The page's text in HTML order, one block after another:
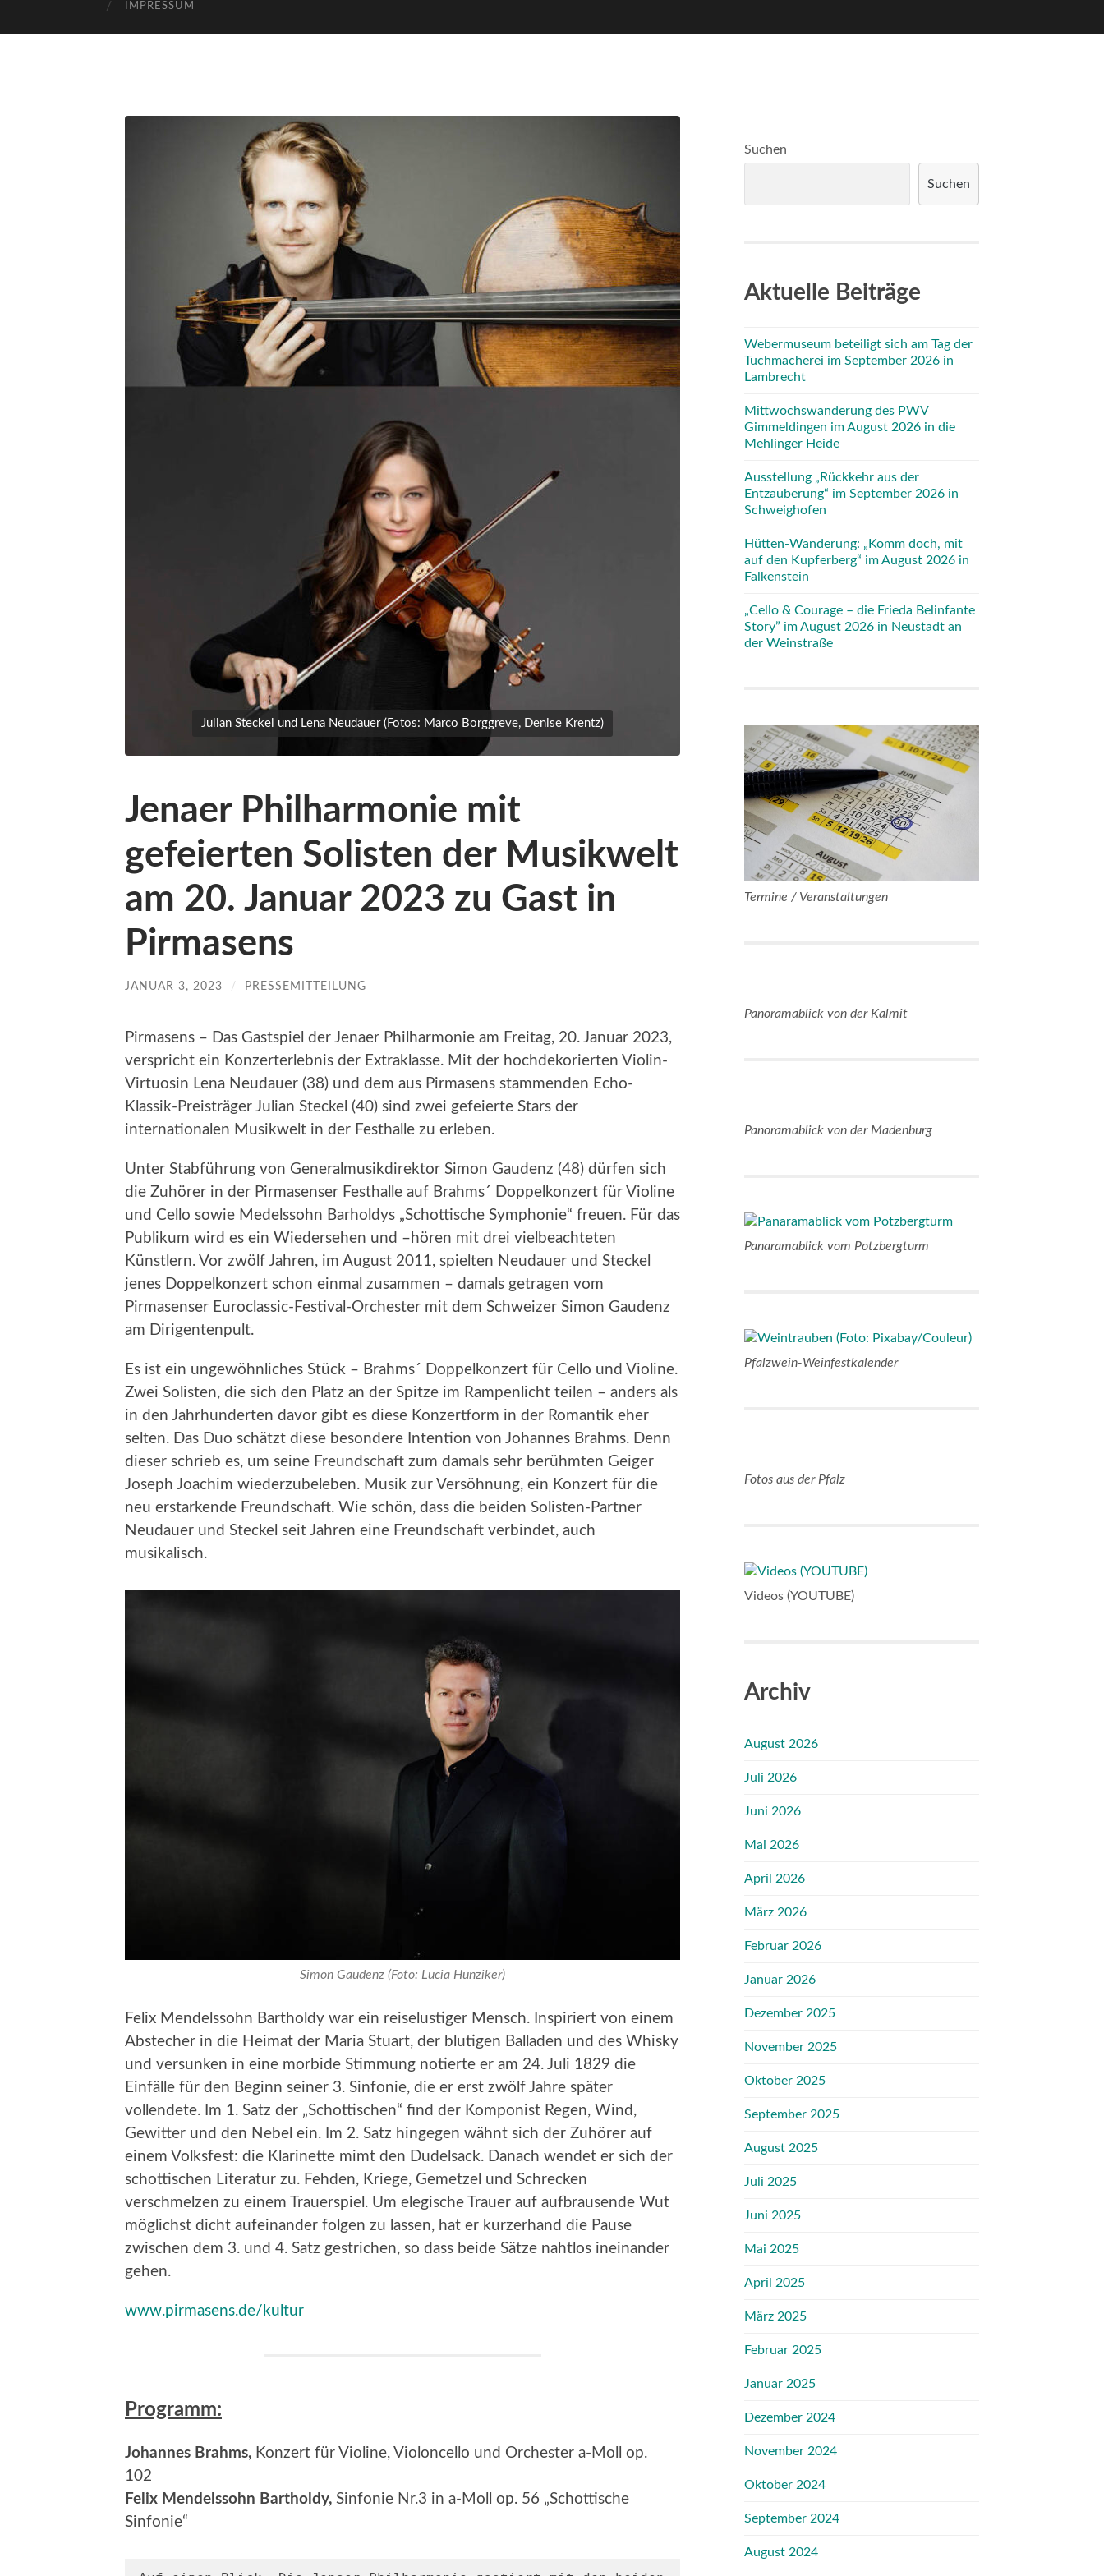
IMPRESSUM
Julian Steckel und Lena Neudauer (Fotos: Marco Borggreve, Denise Krentz)
Jenaer Philharmonie mit
gefeierten Solisten der Musikwelt
am 20. Januar 2023 zu Gast in
Pirmasens
JANUAR 3, 2023 / PRESSEMITTEILUNG
Pirmasens – Das Gastspiel der Jenaer Philharmonie am Freitag, 20. Januar 2023,
verspricht ein Konzerterlebnis der Extraklasse. Mit der hochdekorierten Violin-
Virtuosin Lena Neudauer (38) und dem aus Pirmasens stammenden Echo-
Klassik-Preisträger Julian Steckel (40) sind zwei gefeierte Stars der
internationalen Musikwelt in der Festhalle zu erleben.
Unter Stabführung von Generalmusikdirektor Simon Gaudenz (48) dürfen sich
die Zuhörer in der Pirmasenser Festhalle auf Brahms´ Doppelkonzert für Violine
und Cello sowie Medelssohn Barholdys „Schottische Symphonie“ freuen. Für das
Publikum wird es ein Wiedersehen und –hören mit drei vielbeachteten
Künstlern. Vor zwölf Jahren, im August 2011, spielten Neudauer und Steckel
jenes Doppelkonzert schon einmal zusammen – damals getragen vom
Pirmasenser Euroclassic-Festival-Orchester mit dem Schweizer Simon Gaudenz
am Dirigentenpult.
Es ist ein ungewöhnliches Stück – Brahms´ Doppelkonzert für Cello und Violine.
Zwei Solisten, die sich den Platz an der Spitze im Rampenlicht teilen – anders als
in den Jahrhunderten davor gibt es diese Konzertform in der Romantik eher
selten. Das Duo schätzt diese besondere Intention von Johannes Brahms. Denn
dieser schrieb es, um seine Freundschaft zum damals sehr berühmten Geiger
Joseph Joachim wiederzubeleben. Musik zur Versöhnung, ein Konzert für die
neu erstarkende Freundschaft. Wie schön, dass die beiden Solisten-Partner
Neudauer und Steckel seit Jahren eine Freundschaft verbindet, auch
musikalisch.
Simon Gaudenz (Foto: Lucia Hunziker)
Felix Mendelssohn Bartholdy war ein reiselustiger Mensch. Inspiriert von einem
Abstecher in die Heimat der Maria Stuart, der blutigen Balladen und des Whisky
und versunken in eine morbide Stimmung notierte er am 24. Juli 1829 die
Einfälle für den Beginn seiner 3. Sinfonie, die er erst zwölf Jahre später
vollendete. Im 1. Satz der „Schottischen“ find der Komponist Regen, Wind,
Gewitter und den Nebel ein. Im 2. Satz hingegen wähnt sich der Zuhörer auf
einem Volksfest: die Klarinette mimt den Dudelsack. Danach wendet er sich der
schottischen Literatur zu. Fehden, Kriege, Gemetzel und Schrecken
verschmelzen zu einem Trauerspiel. Um elegische Trauer auf aufbrausende Wut
möglichst dicht aufeinander folgen zu lassen, hat er kurzerhand die Pause
zwischen dem 3. und 4. Satz gestrichen, so dass beide Sätze nahtlos ineinander
gehen.
www.pirmasens.de/kultur
Programm:
Johannes Brahms, Konzert für Violine, Violoncello und Orchester a-Moll op.
102
Felix Mendelssohn Bartholdy, Sinfonie Nr.3 in a-Moll op. 56 „Schottische
Sinfonie“
Suchen
Suchen
Aktuelle Beiträge
Webermuseum beteiligt sich am Tag der
Tuchmacherei im September 2026 in
Lambrecht
Mittwochswanderung des PWV
Gimmeldingen im August 2026 in die
Mehlinger Heide
Ausstellung „Rückkehr aus der
Entzauberung“ im September 2026 in
Schweighofen
Hütten-Wanderung: „Komm doch, mit
auf den Kupferberg“ im August 2026 in
Falkenstein
„Cello & Courage – die Frieda Belinfante
Story” im August 2026 in Neustadt an
der Weinstraße
Termine / Veranstaltungen
Panoramablick von der Kalmit
Panoramablick von der Madenburg
Panaramablick vom Potzbergturm
Pfalzwein-Weinfestkalender
Fotos aus der Pfalz
Videos (YOUTUBE)
Archiv
August 2026
Juli 2026
Juni 2026
Mai 2026
April 2026
März 2026
Februar 2026
Januar 2026
Dezember 2025
November 2025
Oktober 2025
September 2025
August 2025
Juli 2025
Juni 2025
Mai 2025
April 2025
März 2025
Februar 2025
Januar 2025
Dezember 2024
November 2024
Oktober 2024
September 2024
August 2024